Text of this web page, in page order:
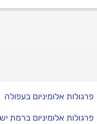
פרגולות אלומיניום בעפולה
פרגולות אלומיניום ברמת